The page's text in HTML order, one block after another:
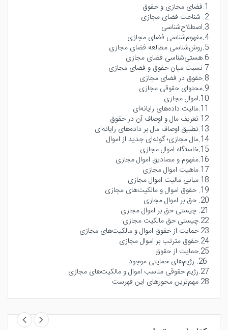
1.فضای مجازی و حقوق
2. شناخت فضای مجازی
3.اصطلاح‌شناسی
4.مفهوم‌شناسی فضای مجازی
5.روش‌شناسی مطالعه فضای مجازی
6.هستی‌شناسی فضای مجازی
7.نسبت میان حقوق و فضای مجازی
8.حقوق در فضای مجازی
9.محتوای حقوقی مجازی
10.اموال مجازی
11.مالیت داده‌های رایانه‌ای
12.تعریف مال و اوصاف آن در حقوق
13.تطبیق اوصاف مال بر داده‌های رایانه‌ای
14.مال مجازی؛ گونه‌ای جدید از اموال
15.خاستگاه اموال مجازی
16.مفهوم و مصادیق اموال مجازی
17.ماهیت اموال مجازی
18.مبانی مالیت اموال مجازی
19. حقوق اموال و مالکیت‌های مجازی
20. حق بر اموال مجازی
21. چیستی حق بر اموال مجازی
22.چیستی حق مالکیت مجازی
23.حمایت از حقوق اموال و مالکیت‌های مجازی
24.حقوق مترتب بر اموال مجازی
25.حمایت از حقوق
27.رژیم حقوقی مناسب اموال و مالکیت‌های مجازی
28.مهم‌ترین محورهای این فهرست